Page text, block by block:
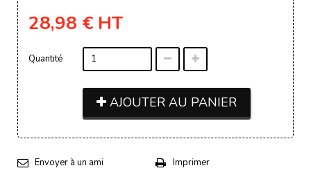
28,98 € HT
Quantité
AJOUTER AU PANIER
Envoyer à un ami Imprimer